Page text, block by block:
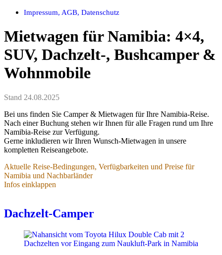
Impressum, AGB, Datenschutz
Mietwagen für Namibia: 4×4,
SUV, Dachzelt-, Bushcamper &
Wohnmobile
Stand 24.08.2025
Bei uns finden Sie Camper & Mietwagen für Ihre Namibia-Reise.
Nach einer Buchung stehen wir Ihnen für alle Fragen rund um Ihre
Namibia-Reise zur Verfügung.
Gerne inkludieren wir Ihren Wunsch-Mietwagen in unsere
kompletten Reiseangebote.
Verfügbarkeiten und Preise
- für Namibia und Nachbarländer
Stand 04.01.2026
Aktuelle Reise-Bedingungen, Verfügbarkeiten und Preise für
Namibia und Nachbarländer
Infos einklappen
Dachzelt-Camper